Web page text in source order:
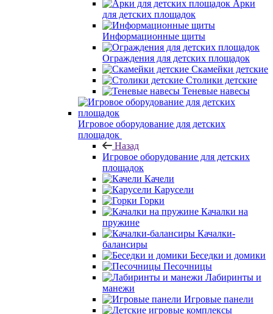
Арки
для детских площадок
Информационные щиты
Ограждения для детских площадок
Скамейки детские
Столики детские
Теневые навесы
Игровое оборудование для детских
площадок
Назад
Игровое оборудование для детских
площадок
Качели
Карусели
Горки
Качалки на
пружине
Качалки-
балансиры
Беседки и домики
Песочницы
Лабиринты и
манежи
Игровые панели